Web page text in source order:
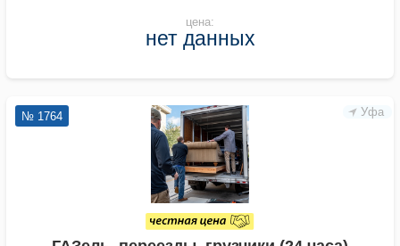
цена:
нет данных
Уфа
№ 1764